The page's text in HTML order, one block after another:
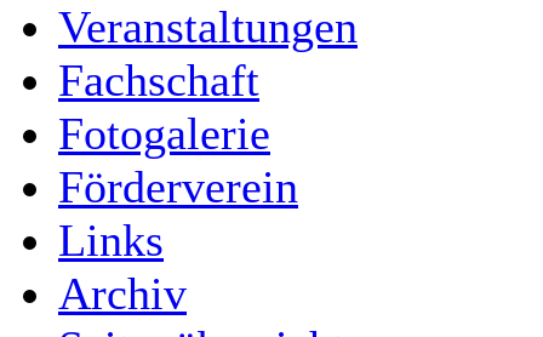
Veranstaltungen
Fachschaft
Fotogalerie
Förderverein
Links
Archiv